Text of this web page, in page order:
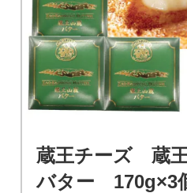
蔵王チーズ 蔵
バター